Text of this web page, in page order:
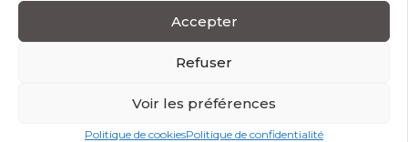
Accepter
Refuser
Voir les préférences
Politique de cookiesPolitique de confidentialité
Modalités et conditions d’accès